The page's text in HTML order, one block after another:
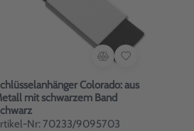
Colorado: aus
mit schwarzem Band
Nr: 70233/9095703